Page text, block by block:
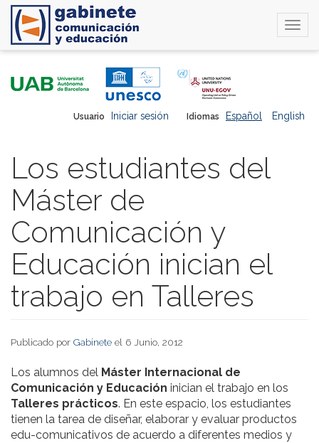
Idiomas Español English
Usuario Iniciar sesión
Los estudiantes del
Máster de
Comunicación y
Educación inician el
trabajo en Talleres
Publicado por Gabinete el 6 Junio, 2012
Los alumnos del Máster Internacional de
Comunicación y Educación inician el trabajo en los
Talleres prácticos. En este espacio, los estudiantes
tienen la tarea de diseñar, elaborar y evaluar productos
edu-comunicativos de acuerdo a diferentes medios y